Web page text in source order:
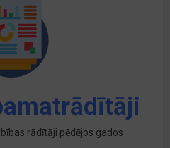
rādītāji pēdējos gados